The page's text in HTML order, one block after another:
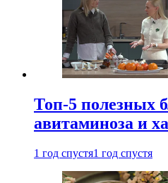
Топ-5 полезных
авитаминоза и
1 год спустя1 год спустя